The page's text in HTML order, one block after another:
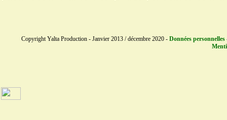
Copyright Yalta Production - Janvier 2013 / décembre 2020 - Données